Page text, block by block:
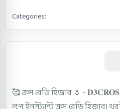
Categories:
🥰 ক্রস রেডি হিজাব 🌷 -